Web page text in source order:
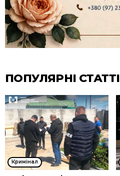
ПОПУЛЯРНІ СТАТТІ
Кримінал